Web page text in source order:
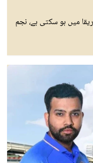
میں ہو سکتی ہے، نجم